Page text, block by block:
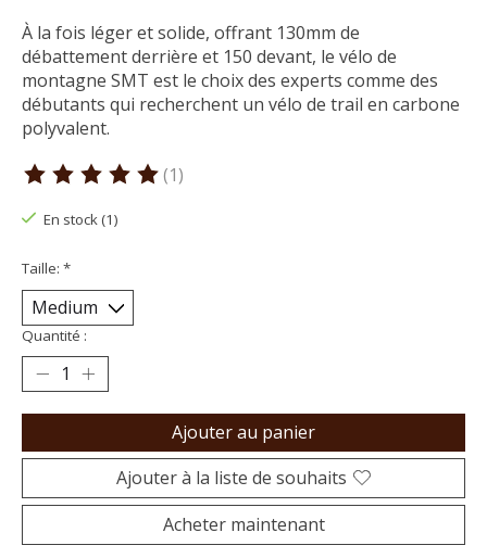
À la fois léger et solide, offrant 130mm de
débattement derrière et 150 devant, le vélo de
montagne SMT est le choix des experts comme des
débutants qui recherchent un vélo de trail en carbone
polyvalent.
Ce produit est évalué à
(1)
En stock (1)
Taille: *
Quantité :
Ajouter au panier
Ajouter à la liste de souhaits
Acheter maintenant